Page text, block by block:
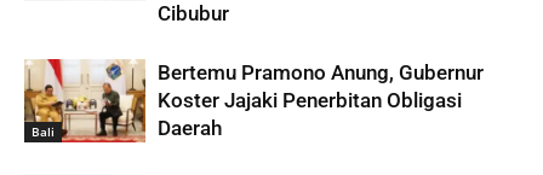
Cibubur
Bali
Bertemu Pramono Anung, Gubernur
Koster Jajaki Penerbitan Obligasi
Daerah